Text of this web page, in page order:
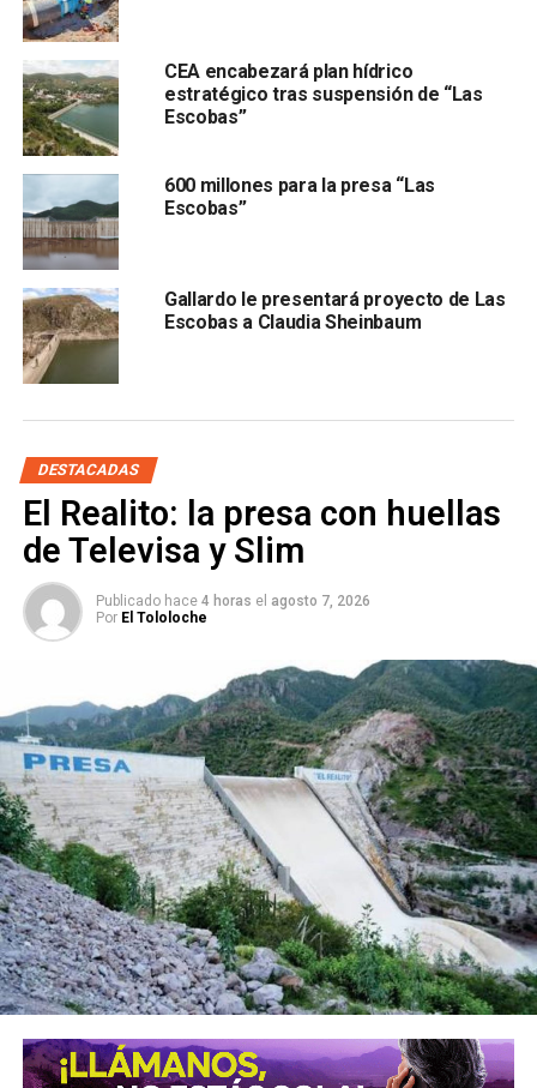
“Es un proyecto que ya va a iniciar. Lo va a ejecutar
Conagua. Nosotros no tenemos todavía las fechas
declaró.
Martínez Sánchez detalló que la CEA únicamente elaboró
el proyecto ejecutivo, mientras que la ejecución correrá a
cargo de Conagua federal y su representación local.
Además, aseguró que el recurso federal ya se encuentra
etiquetado y que la intención es ejercerlo durante este
mismo año.
El titular de la CEA explicó que la obra contempla mucho
más que la construcción de la línea hidráulica, pues
también incluye acciones de saneamiento en la presa San
Entre las acciones contempladas destacan:
Rehabilitación de la planta tratadora de
Escalerillas
Optimización de la planta potabilizadora
actualmente en operación
Construcción de nuevas tomas de agua
potable
Conducción controlada de agua desde la presa
El Peaje
Martínez Sánchez recordó que la planta tratadora de
Escalerillas quedó abandonada durante años, situación
que contribuyó al deterioro ambiental de la presa San
CEA encabezará plan hídrico
estratégico tras suspensión de “Las
Escobas”
600 millones para la presa “Las
Escobas”
Gallardo le presentará proyecto de Las
Escobas a Claudia Sheinbaum
DESTACADAS
El Realito: la presa con huellas
de Televisa y Slim
Publicado hace 4 horas el agosto 7, 2026
Por El Tololoche